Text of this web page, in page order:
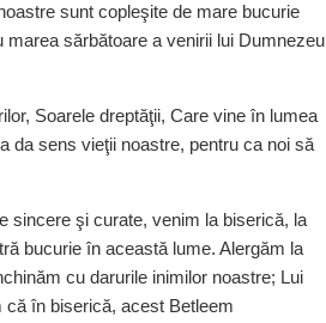
sunt copleşite de mare bucurie
sărbătoare a venirii lui Dumnezeu
Soarele dreptăţii, Care vine în lumea
da sens vieţii noastre, pentru ca noi să
sincere şi curate, venim la biserică, la
bucurie în această lume. Alergăm la
cu darurile inimilor noastre; Lui
în biserică, acest Betleem